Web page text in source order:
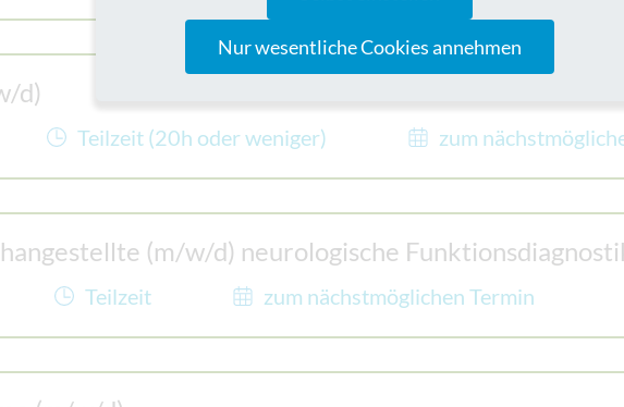
d)
Teilzeit (20h oder weniger) zum
(m/w/d) neurologische
Teilzeit zum nächstmöglichen Termin
Nur wesentliche Cookies annehmen